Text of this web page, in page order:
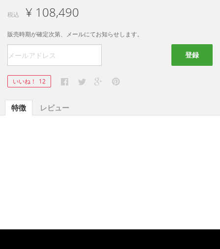
税込 ¥ 108,490
販売時期が確定次第、メールにてお知らせします。
登録
いいね！ 12
特徴 レビュー